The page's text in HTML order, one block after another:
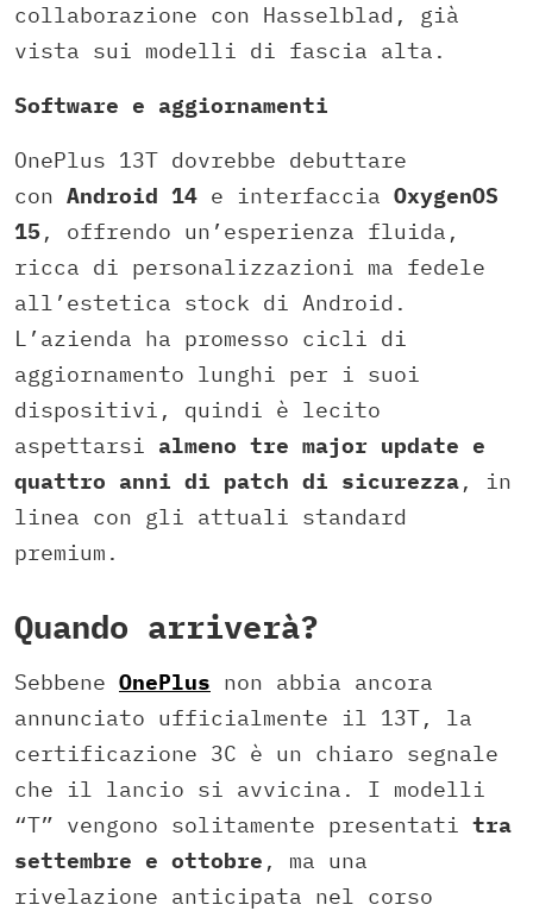
collaborazione con Hasselblad, già
vista sui modelli di fascia alta.
Software e aggiornamenti
OnePlus 13T dovrebbe debuttare
con Android 14 e interfaccia OxygenOS
15, offrendo un’esperienza fluida,
ricca di personalizzazioni ma fedele
all’estetica stock di Android.
L’azienda ha promesso cicli di
aggiornamento lunghi per i suoi
dispositivi, quindi è lecito
aspettarsi almeno tre major update e
quattro anni di patch di sicurezza, in
linea con gli attuali standard
premium.
Quando arriverà?
Sebbene OnePlus non abbia ancora
annunciato ufficialmente il 13T, la
certificazione 3C è un chiaro segnale
che il lancio si avvicina. I modelli
“T” vengono solitamente presentati tra
settembre e ottobre , ma una
rivelazione anticipata nel corso